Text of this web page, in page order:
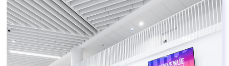
EN SAVOIR PLUS